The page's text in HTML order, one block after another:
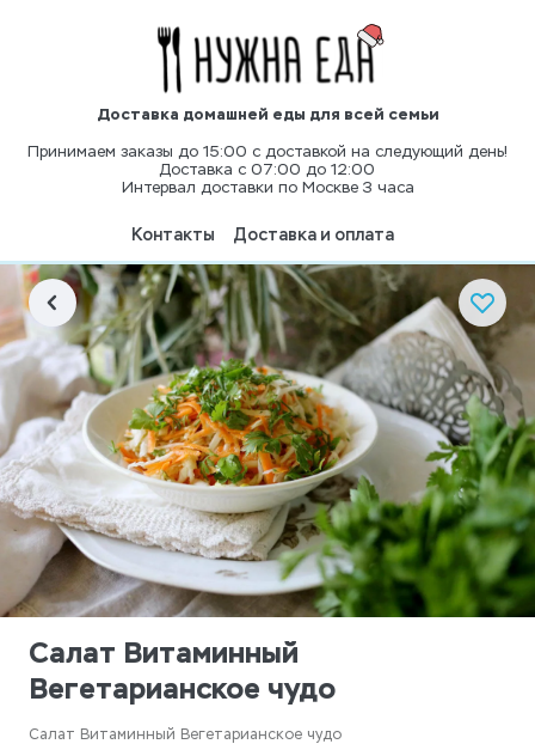
Доставка домашней еды для всей семьи
Принимаем заказы до 15:00 с доставкой на следующий день!
Доставка с 07:00 до 12:00
Интервал доставки по Москве 3 часа
Контакты Доставка и оплата
Салат Витаминный
Вегетарианское чудо
Салат Витаминный Вегетарианское чудо